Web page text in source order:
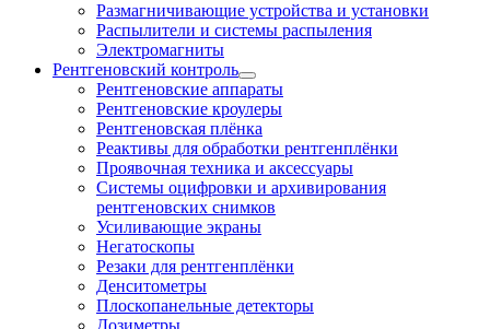
Размагничивающие устройства и установки
Распылители и системы распыления
Электромагниты
Рентгеновский контроль
Рентгеновские аппараты
Рентгеновские кроулеры
Рентгеновская плёнка
Реактивы для обработки рентгенплёнки
Проявочная техника и аксессуары
Системы оцифровки и архивирования
рентгеновских снимков
Усиливающие экраны
Негатоскопы
Резаки для рентгенплёнки
Денситометры
Плоскопанельные детекторы
Дозиметры